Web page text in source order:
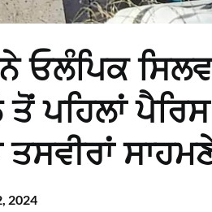
ਓਲੰਪਿਕ
ਪਹਿਲਾਂ
ਤਸਵੀਰਾਂ
2024